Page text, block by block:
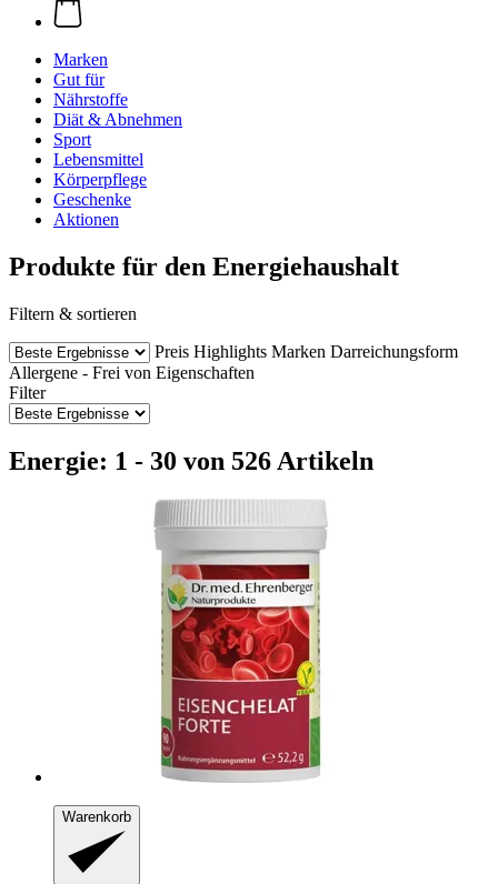
Marken
Gut für
Nährstoffe
Diät & Abnehmen
Sport
Lebensmittel
Körperpflege
Geschenke
Aktionen
Produkte für den Energiehaushalt
Filtern & sortieren
Preis Highlights Marken Darreichungsform
Allergene - Frei von Eigenschaften
Filter
Energie: 1 - 30 von 526 Artikeln
Warenkorb